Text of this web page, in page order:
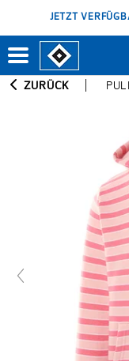
JETZT
ZURÜCK